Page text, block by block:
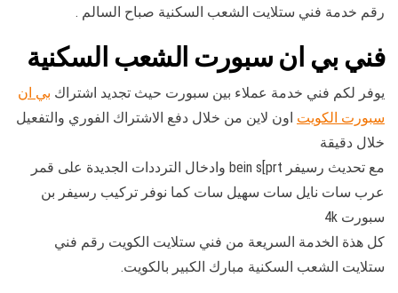
رقم خدمة فني ستلايت الشعب السكنية صباح السالم .
فني بي ان سبورت الشعب السكنية
يوفر لكم فني خدمة عملاء بين سبورت حيث تجديد اشتراك بي ان
سبورت الكويت اون لاين من خلال دفع الاشتراك الفوري والتفعيل
خلال دقيقة
مع تحديث رسيفر bein s[prt وادخال الترددات الجديدة على قمر
عرب سات نايل سات سهيل سات كما نوفر تركيب رسيفر بن
سبورت 4k
كل هذة الخدمة السريعة من فني ستلايت الكويت رقم فني
ستلايت الشعب السكنية مبارك الكبير بالكويت.